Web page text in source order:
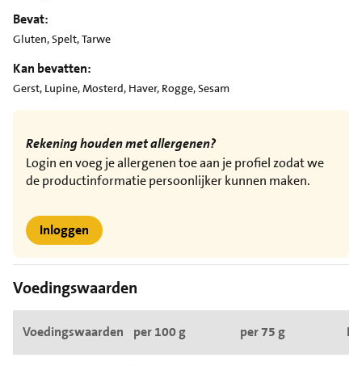
Bevat:
Gluten, Spelt, Tarwe
Kan bevatten:
Gerst, Lupine, Mosterd, Haver, Rogge, Sesam
Rekening houden met allergenen?
Login en voeg je allergenen toe aan je profiel zodat we
de productinformatie persoonlijker kunnen maken.
Inloggen
Voedingswaarden
Voedingswaarden per 100 g per 75 g RI*